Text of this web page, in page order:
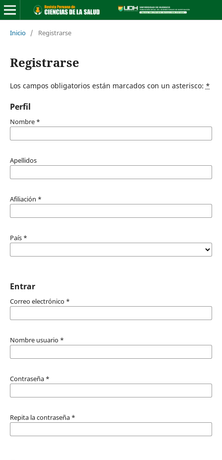
Inicio / Registrarse
Registrarse
Los campos obligatorios están marcados con un asterisco: *
Perfil
Nombre *
Apellidos
Afiliación *
País *
Entrar
Correo electrónico *
Nombre usuario *
Contraseña *
Repita la contraseña *